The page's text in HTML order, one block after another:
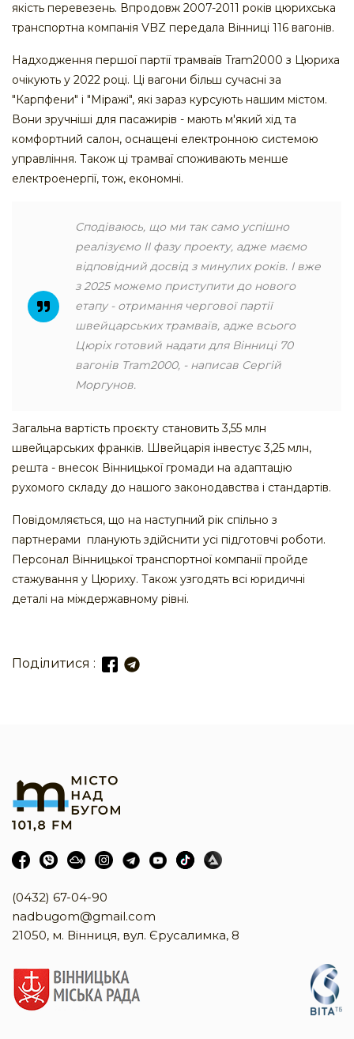
якість перевезень. Впродовж 2007-2011 років цюрихська
транспортна компанія VBZ передала Вінниці 116 вагонів.
Надходження першої партії трамваїв Tram2000 з Цюриха
очікують у 2022 році. Ці вагони більш сучасні за
"Карпфени" і "Міражі", які зараз курсують нашим містом.
Вони зручніші для пасажирів - мають м'який хід та
комфортний салон, оснащені електронною системою
управління. Також ці трамваї споживають менше
електроенергії, тож, економні.
Сподіваюсь, що ми так само успішно
реалізуємо ІІ фазу проекту, адже маємо
відповідний досвід з минулих років. І вже
з 2025 можемо приступити до нового
етапу - отримання чергової партії
швейцарських трамваїв, адже всього
Цюріх готовий надати для Вінниці 70
вагонів Tram2000, - написав Сергій
Моргунов.
Загальна вартість проєкту становить 3,55 млн
швейцарських франків. Швейцарія інвестує 3,25 млн,
решта - внесок Вінницької громади на адаптацію
рухомого складу до нашого законодавства і стандартів.
Повідомляється, що на наступний рік спільно з
партнерами планують здійснити усі підготовчі роботи.
Персонал Вінницької транспортної компанії пройде
стажування у Цюриху. Також узгодять всі юридичні
деталі на міждержавному рівні.
Поділитися :
(0432) 67-04-90
nadbugom@gmail.com
21050, м. Вінниця, вул. Єрусалимка, 8